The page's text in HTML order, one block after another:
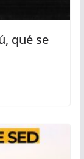
qué se